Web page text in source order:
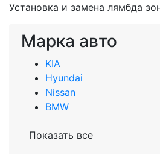
Установка и замена лямбда
Марка авто
KIA
Hyundai
Nissan
BMW
Показать все